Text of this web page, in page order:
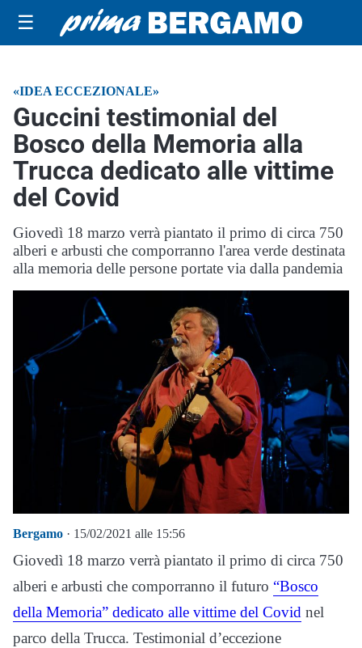
☰
«IDEA ECCEZIONALE»
Guccini testimonial del
Bosco della Memoria alla
Trucca dedicato alle vittime
del Covid
Giovedì 18 marzo verrà piantato il primo di circa 750
alberi e arbusti che comporranno l'area verde destinata
alla memoria delle persone portate via dalla pandemia
Bergamo · 15/02/2021 alle 15:56
Giovedì 18 marzo verrà piantato il primo di circa 750
alberi e arbusti che comporranno il futuro “Bosco
della Memoria” dedicato alle vittime del Covid nel
parco della Trucca. Testimonial d’eccezione